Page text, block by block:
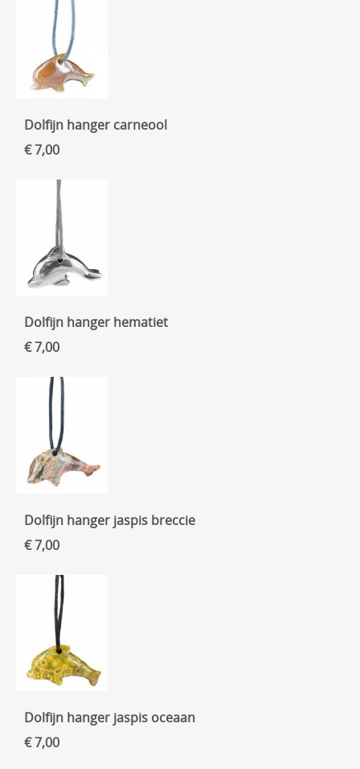
Dolfijn hanger carneool
€ 7,00
Dolfijn hanger hematiet
€ 7,00
Dolfijn hanger jaspis breccie
€ 7,00
Dolfijn hanger jaspis oceaan
€ 7,00